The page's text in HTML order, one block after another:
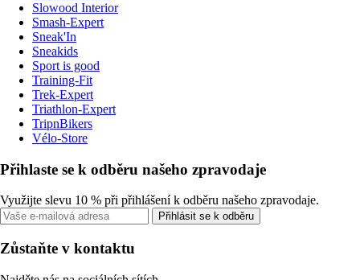
Slowood Interior
Smash-Expert
Sneak'In
Sneakids
Sport is good
Training-Fit
Trek-Expert
Triathlon-Expert
TripnBikers
Vélo-Store
Přihlaste se k odběru našeho zpravodaje
Využijte slevu 10 % při přihlášení k odběru našeho zpravodaje.
Přihlásit se k odběru
Zůstaňte v kontaktu